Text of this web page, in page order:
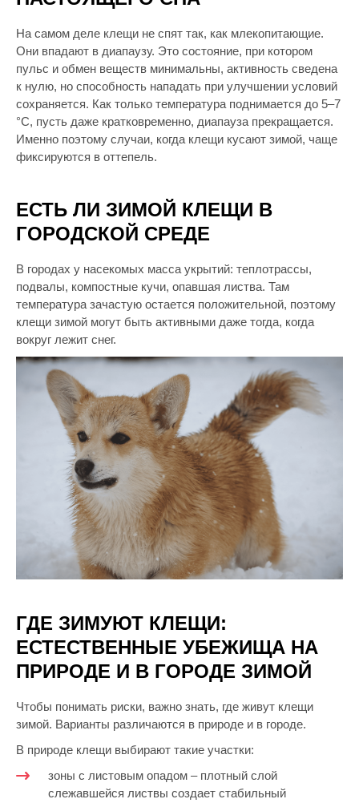
На самом деле клещи не спят так, как млекопитающие.
Они впадают в диапаузу. Это состояние, при котором
пульс и обмен веществ минимальны, активность сведена
к нулю, но способность нападать при улучшении условий
сохраняется. Как только температура поднимается до 5–7
°C, пусть даже кратковременно, диапауза прекращается.
Именно поэтому случаи, когда клещи кусают зимой, чаще
фиксируются в оттепель.
ЕСТЬ ЛИ ЗИМОЙ КЛЕЩИ В
ГОРОДСКОЙ СРЕДЕ
В городах у насекомых масса укрытий: теплотрассы,
подвалы, компостные кучи, опавшая листва. Там
температура зачастую остается положительной, поэтому
клещи зимой могут быть активными даже тогда, когда
вокруг лежит снег.
ГДЕ ЗИМУЮТ КЛЕЩИ:
ЕСТЕСТВЕННЫЕ УБЕЖИЩА НА
ПРИРОДЕ И В ГОРОДЕ ЗИМОЙ
Чтобы понимать риски, важно знать, где живут клещи
зимой. Варианты различаются в природе и в городе.
В природе клещи выбирают такие участки:
зоны с листовым опадом – плотный слой
слежавшейся листвы создает стабильный